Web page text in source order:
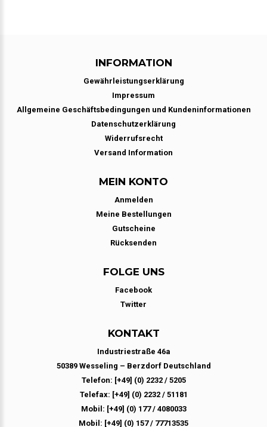
INFORMATION
Gewährleistungserklärung
Impressum
Allgemeine Geschäftsbedingungen und Kundeninformationen
Datenschutzerklärung
Widerrufsrecht
Versand Information
MEIN KONTO
Anmelden
Meine Bestellungen
Gutscheine
Rücksenden
FOLGE UNS
Facebook
Twitter
KONTAKT
Industriestraße 46a
50389 Wesseling – Berzdorf Deutschland
Telefon: [+49] (0) 2232 / 5205
Telefax: [+49] (0) 2232 / 51181
Mobil: [+49] (0) 177 / 4080033
Mobil: [+49] (0) 157 / 77713535